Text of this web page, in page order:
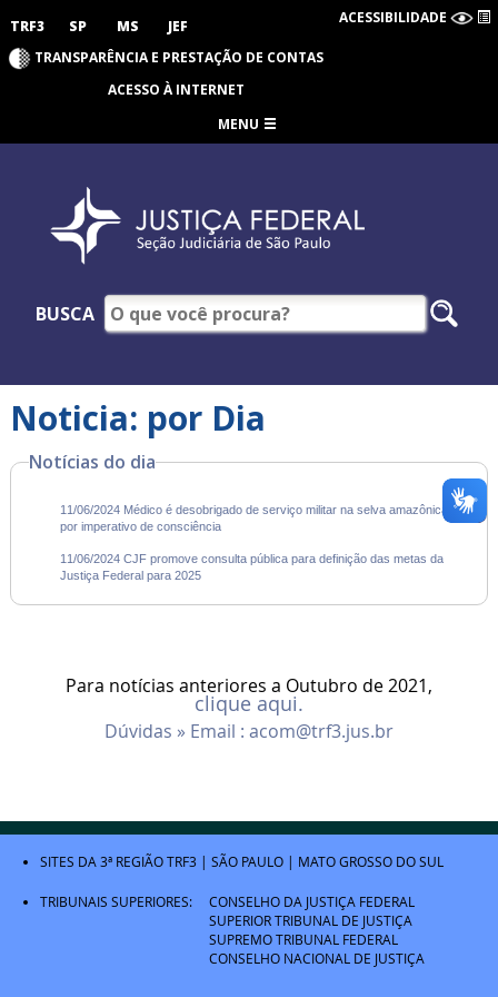
TRF3 SP MS JEF ACESSIBILIDADE
TRANSPARÊNCIA E PRESTAÇÃO DE CONTAS
ACESSO À INTERNET
MENU
BUSCA
Noticia: por Dia
Notícias do dia
11/06/2024 Médico é desobrigado de serviço militar na selva amazônica
por imperativo de consciência
11/06/2024 CJF promove consulta pública para definição das metas da
Justiça Federal para 2025
Para notícias anteriores a Outubro de 2021,
clique aqui.
Dúvidas » Email : acom@trf3.jus.br
SITES DA 3ª REGIÃOTRF3 | SÃO PAULO | MATO GROSSO DO SUL
TRIBUNAIS SUPERIORES:
CONSELHO DA JUSTIÇA FEDERAL
SUPERIOR TRIBUNAL DE JUSTIÇA
SUPREMO TRIBUNAL FEDERAL
CONSELHO NACIONAL DE JUSTIÇA